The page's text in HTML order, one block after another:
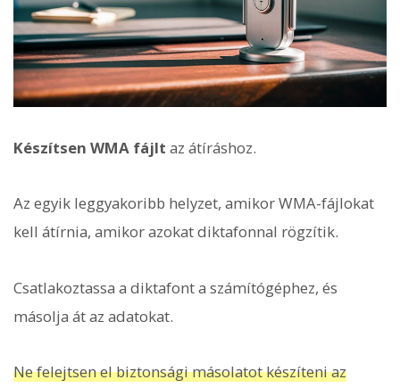
Készítsen WMA fájlt az átíráshoz.
Az egyik leggyakoribb helyzet, amikor WMA-fájlokat
kell átírnia, amikor azokat diktafonnal rögzítik.
Csatlakoztassa a diktafont a számítógéphez, és
másolja át az adatokat.
Ne felejtsen el biztonsági másolatot készíteni az